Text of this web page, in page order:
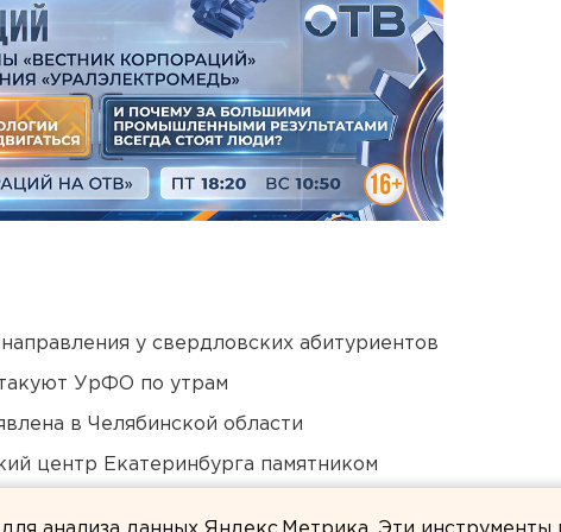
у свердловских абитуриентов
УрФО по утрам
в Челябинской области
центр Екатеринбурга памятником